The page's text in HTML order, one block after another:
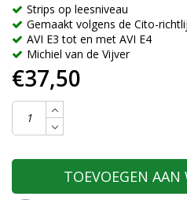
Strips op leesniveau
Gemaakt volgens de Cito-
AVI E3 tot en met AVI E4
Michiel van de Vijver
€37,50
TOEVOEGEN AAN